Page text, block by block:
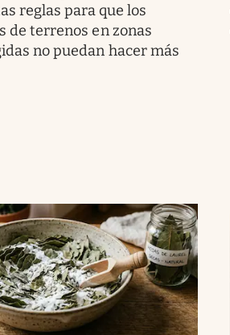
reglas para que los
de terrenos en zonas
no puedan hacer más